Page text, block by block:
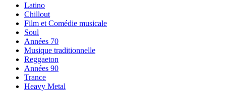
Latino
Chillout
Film et Comédie musicale
Soul
Années 70
Musique traditionnelle
Reggaeton
Années 90
Trance
Heavy Metal